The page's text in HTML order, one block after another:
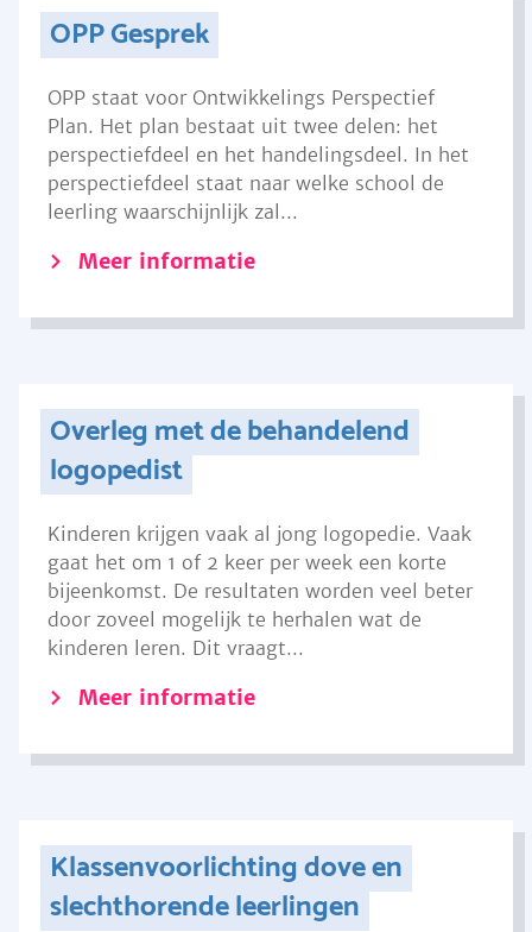
OPP Gesprek
OPP staat voor Ontwikkelings Perspectief
Plan. Het plan bestaat uit twee delen: het
perspectiefdeel en het handelingsdeel. In het
perspectiefdeel staat naar welke school de
leerling waarschijnlijk zal...
Meer informatie
Overleg met de behandelend
logopedist
Kinderen krijgen vaak al jong logopedie. Vaak
gaat het om 1 of 2 keer per week een korte
bijeenkomst. De resultaten worden veel beter
door zoveel mogelijk te herhalen wat de
kinderen leren. Dit vraagt...
Meer informatie
Klassenvoorlichting dove en
slechthorende leerlingen